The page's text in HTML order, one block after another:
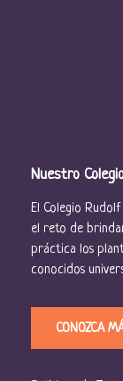
Nuestro
El Colegio
el reto de
práctica los
conocidos
CONOZCA